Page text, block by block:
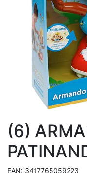
(6)
EAN: 3417765059223